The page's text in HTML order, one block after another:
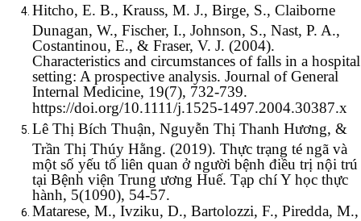
Hitcho, E. B., Krauss, M. J., Birge, S., Claiborne
Dunagan, W., Fischer, I., Johnson, S., Nast, P. A.,
Costantinou, E., & Fraser, V. J. (2004).
Characteristics and circumstances of falls in a hospital
setting: A prospective analysis. Journal of General
Internal Medicine, 19(7), 732-739.
https://doi.org/10.1111/j.1525-1497.2004.30387.x
Lê Thị Bích Thuận, Nguyễn Thị Thanh Hương, &
Trần Thị Thúy Hằng. (2019). Thực trạng té ngã và
một số yếu tố liên quan ở người bệnh điều trị nội trú
tại Bệnh viện Trung ương Huế. Tạp chí Y học thực
hành, 5(1090), 54-57.
Matarese, M., Ivziku, D., Bartolozzi, F., Piredda, M.,